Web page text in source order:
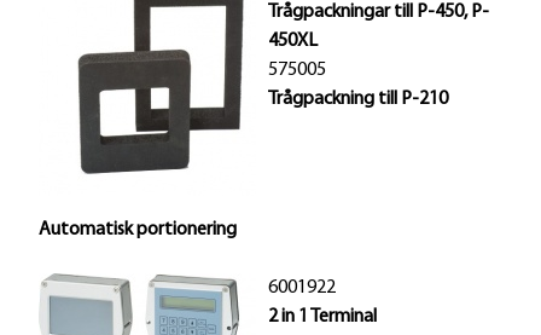
Trågpackningar till P-450, P-
450XL
575005
Trågpackning till P-210
Automatisk portionering
6001922
2 in 1 Terminal